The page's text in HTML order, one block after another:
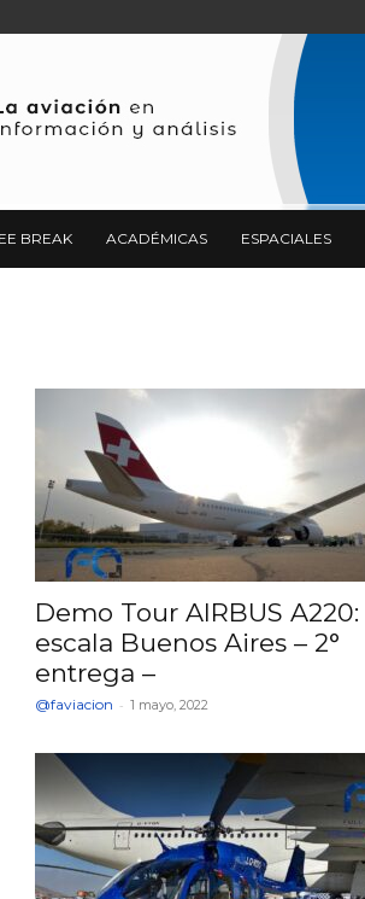
BREAK ACADÉMICAS ESPACIALES
Demo Tour AIRBUS A220:
escala Buenos Aires – 2°
entrega –
@faviacion - 1 mayo, 2022